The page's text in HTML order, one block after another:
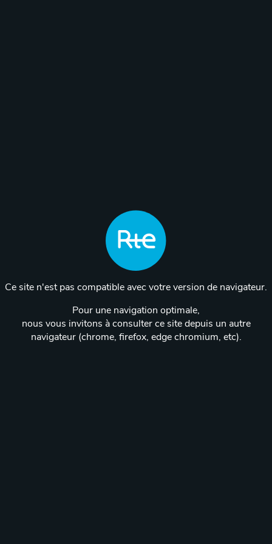
Ce site n'est pas compatible avec votre version de navigateur.
Pour une navigation optimale,
nous vous invitons à consulter ce site depuis un autre
navigateur (chrome, firefox, edge chromium, etc).